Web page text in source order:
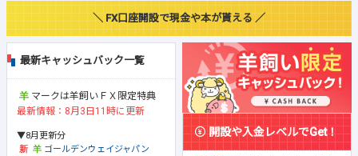
＼ FX口座開設で現金や本が貰える ／
最新キャッシュバック一覧
マークは羊飼いＦＸ限定特典
最新情報：8月3日11時に更新
▼8月更新分
ゴールデンウェイジャパン
開設や入金レベルでGet！